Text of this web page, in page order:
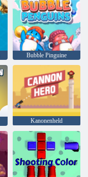
Bubble Pinguine
Kanonenheld